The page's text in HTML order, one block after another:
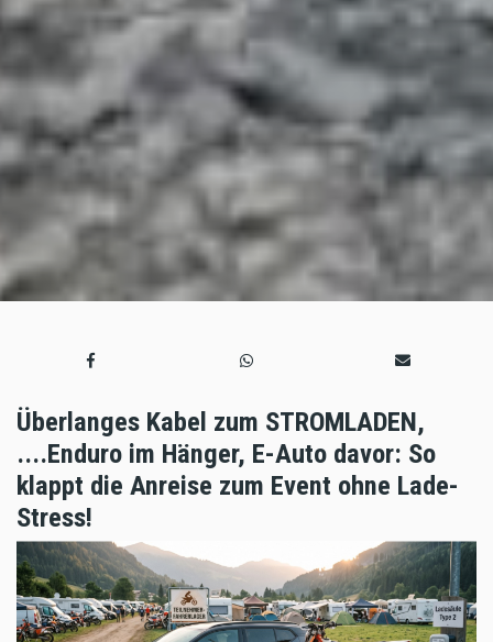
Überlanges Kabel zum STROMLADEN,
....Enduro im Hänger, E-Auto davor: So
klappt die Anreise zum Event ohne Lade-
Stress!